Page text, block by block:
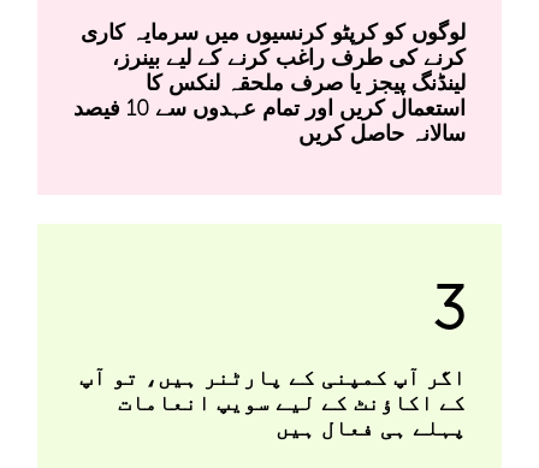
لوگوں کو کرپٹو کرنسیوں میں سرمایہ کاری
کرنے کی طرف راغب کرنے کے لیے بینرز،
لینڈنگ پیجز یا صرف ملحقہ لنکس کا
استعمال کریں اور تمام عہدوں سے 10 فیصد
سالانہ حاصل کریں
3
اگر آپ کمپنی کے پارٹنر ہیں، تو آپ
کے اکاؤنٹ کے لیے سویپ انعامات
پہلے ہی فعال ہیں